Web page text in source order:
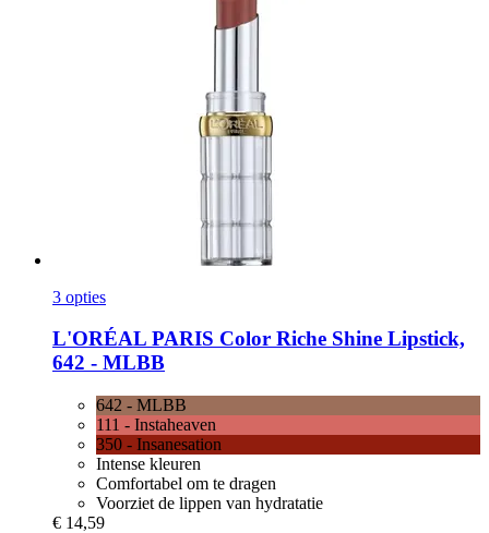
3 opties
L'ORÉAL PARIS Color Riche Shine Lipstick,
642 -​ MLBB
642 - MLBB
111 - Instaheaven
350 - Insanesation
Intense kleuren
Comfortabel om te dragen
Voorziet de lippen van hydratatie
€ 14,59